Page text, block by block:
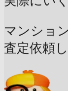
マンショ
査定依頼